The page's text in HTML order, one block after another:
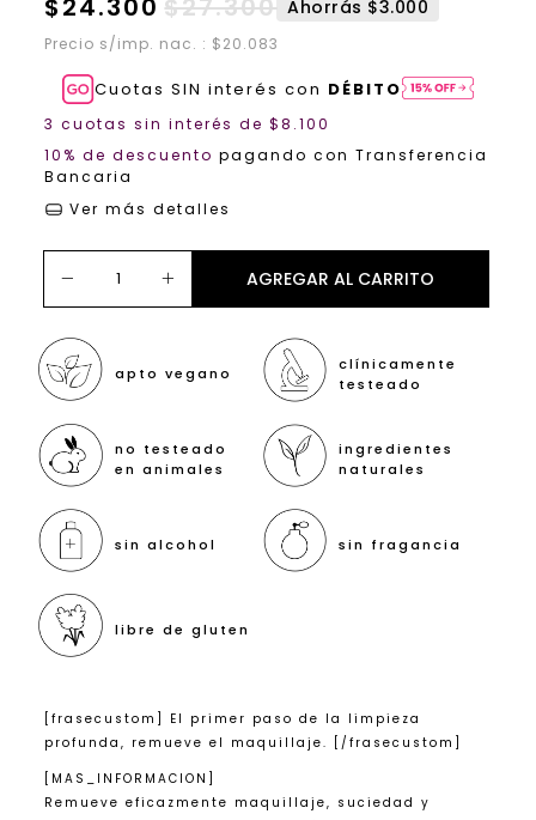
$24.300 $27.300 Ahorrás $3.000
Precio s/imp. nac. : $20.083
Cuotas SIN interés con DÉBITO
3 cuotas sin interés de$8.100
10% de descuento pagando con Transferencia
Bancaria
Ver más detalles
apto vegano
clínicamente
testeado
no testeado
en animales
ingredientes
naturales
sin alcohol sin fragancia
libre de gluten
[frasecustom] El primer paso de la limpieza
profunda, remueve el maquillaje. [/frasecustom]
[MAS_INFORMACION]
Remueve eficazmente maquillaje, suciedad y